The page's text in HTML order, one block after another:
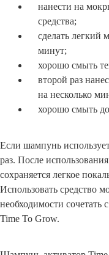
нанести на
средства;
сделать легкий
минут;
хорошо смыть
второй раз
на несколько
хорошо смыть
Если шампунь
раз. После
сохраняется легкое
Использовать средство
необходимости
Time To Grow.